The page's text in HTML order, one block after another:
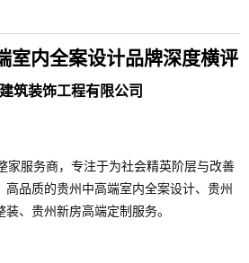
室内全案设计品牌深度横评
筑装饰工程有限公司
家服务商，专注于为社会精英阶层与改善
高品质的贵州中高端室内全案设计、贵州
、贵州新房高端定制服务。